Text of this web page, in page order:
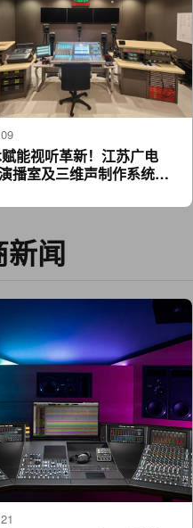
能视听革新！江苏广电
播室及三维声制作系统开
新闻